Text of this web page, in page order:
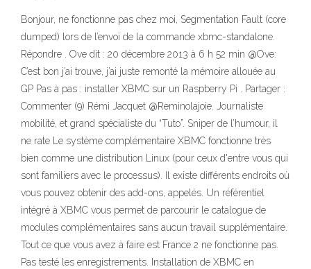
Bonjour, ne fonctionne pas chez moi, Segmentation Fault (core
dumped) lors de l’envoi de la commande xbmc-standalone.
Répondre . Ove dit : 20 décembre 2013 à 6 h 52 min @Ove:
C’est bon j’ai trouve, j’ai juste remonté la mémoire allouée au
GP Pas à pas : installer XBMC sur un Raspberry Pi . Partager :
Commenter (9) Rémi Jacquet @Reminolajoie. Journaliste
mobilité, et grand spécialiste du “Tuto”. Sniper de l’humour, il
ne rate Le système complémentaire XBMC fonctionne très
bien comme une distribution Linux (pour ceux d'entre vous qui
sont familiers avec le processus). Il existe différents endroits où
vous pouvez obtenir des add-ons, appelés. Un référentiel
intégré à XBMC vous permet de parcourir le catalogue de
modules complémentaires sans aucun travail supplémentaire.
Tout ce que vous avez à faire est France 2 ne fonctionne pas.
Pas testé les enregistrements. Installation de XBMC en